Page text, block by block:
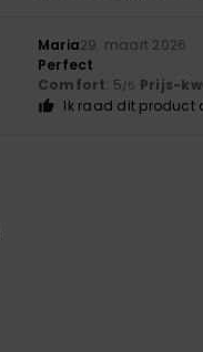
Maria29. maart 2026
Perfect
Comfort: 5/5 Prijs-
Ik raad dit product